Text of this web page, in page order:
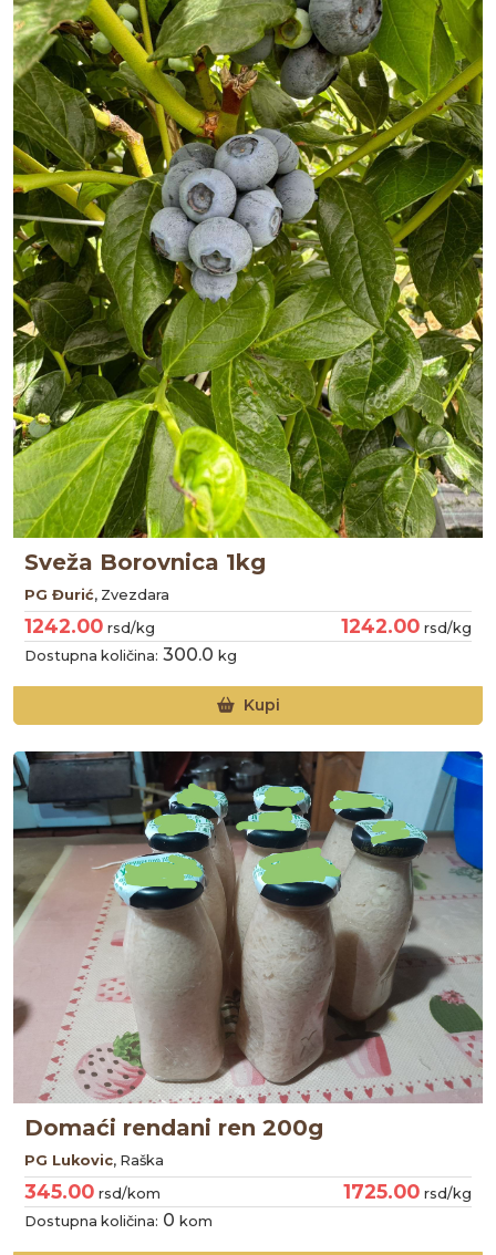
Sveža Borovnica 1kg
PG Đurić, Zvezdara
1242.00 rsd/kg 1242.00 rsd/kg
Dostupna količina: 300.0 kg
Kupi
Domaći rendani ren 200g
PG Lukovic, Raška
345.00 rsd/kom 1725.00 rsd/kg
Dostupna količina: 0 kom